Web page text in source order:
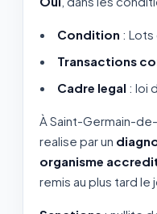
Condition :
Transactions
Cadre legal : loi
À Saint-Germain-
realise par un
organisme
remis au plus tard le